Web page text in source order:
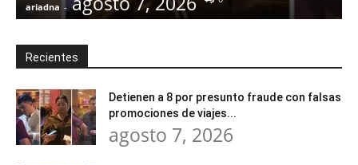
ariadna -
Recientes
Detienen a 8 por presunto fraude con falsas
promociones de viajes...
agosto 7, 2026